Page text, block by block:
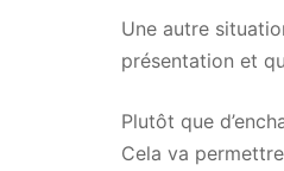
Une autre
présentation et
Plutôt que
Cela va